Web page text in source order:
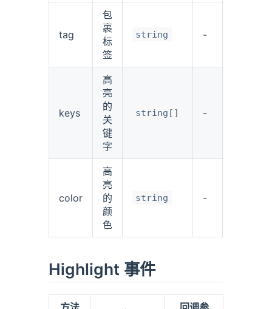
tag
包
裹
标
签
string -
keys
高
亮
的
关
键
字
string[] -
color
高
亮
的
颜
色
string -
Highlight 事件